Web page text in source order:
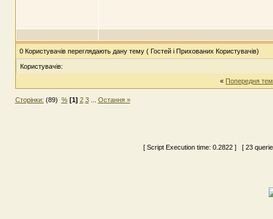
0 Користувачів переглядають дану тему ( Гостей і Прихованих Користувачів)
Користувачів:
« Попередня
Сторінки: (89) % [1] 2 3... Остання »
[ Script Execution time: 0.2822 ] [ 23